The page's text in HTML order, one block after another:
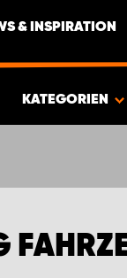
& INSPIRATION
DODGE UND
KATEGORIEN